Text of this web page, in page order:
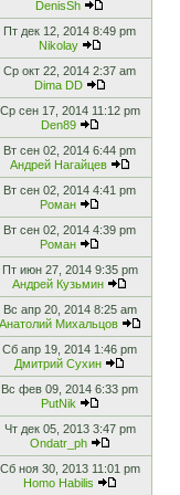
DenisSh
Пт дек 12, 2014 8:49 pm
Nikolay
Ср окт 22, 2014 2:37 am
Dima DD
Ср сен 17, 2014 11:12 pm
Den89
Вт сен 02, 2014 6:44 pm
Андрей Нагайцев
Вт сен 02, 2014 4:41 pm
Роман
Вт сен 02, 2014 4:39 pm
Роман
Пт июн 27, 2014 9:35 pm
Андрей Кузьмин
Вс апр 20, 2014 8:25 am
Анатолий Михальцов
Сб апр 19, 2014 1:46 pm
Дмитрий Сухин
Вс фев 09, 2014 6:33 pm
PutNik
Чт дек 05, 2013 3:47 pm
Ondatr_ph
Сб ноя 30, 2013 11:01 pm
Homo Habilis